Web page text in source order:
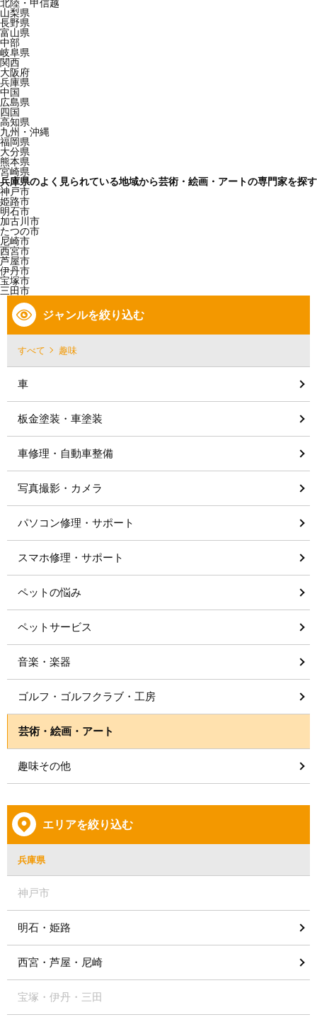
北陸・甲信越
山梨県
長野県
富山県
中部
岐阜県
関西
大阪府
兵庫県
中国
広島県
四国
高知県
九州・沖縄
福岡県
大分県
熊本県
宮崎県
兵庫県のよく見られている地域から芸術・絵画・アートの専門家を探す
神戸市
姫路市
明石市
加古川市
たつの市
尼崎市
西宮市
芦屋市
伊丹市
宝塚市
三田市
ジャンルを絞り込む
すべて 趣味
車
板金塗装・車塗装
車修理・自動車整備
写真撮影・カメラ
パソコン修理・サポート
スマホ修理・サポート
ペットの悩み
ペットサービス
音楽・楽器
ゴルフ・ゴルフクラブ・工房
芸術・絵画・アート
趣味その他
エリアを絞り込む
兵庫県
神戸市
明石・姫路
西宮・芦屋・尼崎
宝塚・伊丹・三田